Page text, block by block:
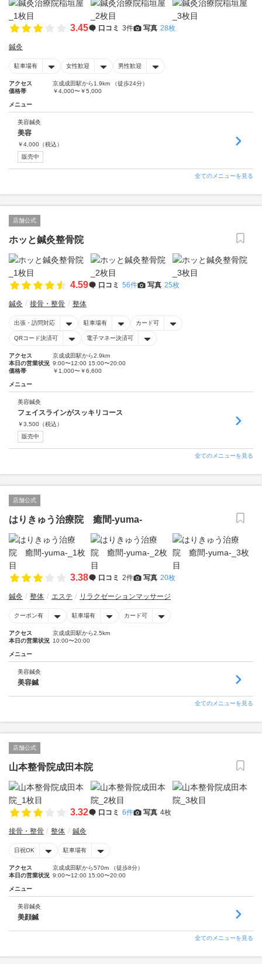
3.45 口コミ 3件 写真 28枚
鍼灸
駐車場有 女性歓迎 男性歓迎
アクセス
京成成田駅から1.9km （徒歩24分）
価格帯
￥4,000〜￥5,000
メニュー
美容鍼灸
美容
￥4,000 （税込）
販売中
全てのメニューを見る
店舗公式
ホッと鍼灸整骨院
4.59 口コミ 56件 写真 25枚
鍼灸 接骨・整骨 整体
出張・訪問対応 駐車場有 カード可
QRコード決済可 電子マネー決済可
アクセス
京成成田駅から2.9km
本日の営業状況 9:00〜12:00 15:00〜20:00
価格帯
￥1,000〜￥6,600
メニュー
美容鍼灸
フェイスラインがスッキリコース
￥3,500 （税込）
販売中
全てのメニューを見る
店舗公式
はりきゅう治療院 癒間-yuma-
3.38 口コミ 2件 写真 20枚
鍼灸 整体 エステ リラクゼーションマッサージ
クーポン有 駐車場有 カード可
アクセス
京成成田駅から2.5km
本日の営業状況 10:00〜20:00
メニュー
美容鍼灸
美容鍼
全てのメニューを見る
店舗公式
山本整骨院成田本院
3.32 口コミ 6件 写真 4枚
接骨・整骨 整体 鍼灸
日祝OK 駐車場有
アクセス
京成成田駅から570m （徒歩8分）
本日の営業状況 9:00〜12:00 15:00〜20:00
メニュー
美容鍼灸
美顔鍼
全てのメニューを見る